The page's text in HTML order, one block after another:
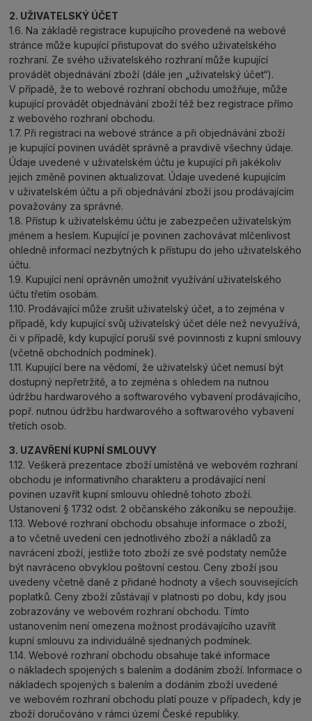
2. UŽIVATELSKÝ ÚČET
1.6. Na základě registrace kupujícího provedené na webové
stránce může kupující přistupovat do svého uživatelského
rozhraní. Ze svého uživatelského rozhraní může kupující
provádět objednávání zboží (dále jen „uživatelský účet“).
V případě, že to webové rozhraní obchodu umožňuje, může
kupující provádět objednávání zboží též bez registrace přímo
z webového rozhraní obchodu.
1.7. Při registraci na webové stránce a při objednávání zboží
je kupující povinen uvádět správně a pravdivě všechny údaje.
Údaje uvedené v uživatelském účtu je kupující při jakékoliv
jejich změně povinen aktualizovat. Údaje uvedené kupujícím
v uživatelském účtu a při objednávání zboží jsou prodávajícím
považovány za správné.
1.8. Přístup k uživatelskému účtu je zabezpečen uživatelským
jménem a heslem. Kupující je povinen zachovávat mlčenlivost
ohledně informací nezbytných k přístupu do jeho uživatelského
účtu.
1.9. Kupující není oprávněn umožnit využívání uživatelského
účtu třetím osobám.
1.10. Prodávající může zrušit uživatelský účet, a to zejména v
případě, kdy kupující svůj uživatelský účet déle než nevyužívá,
či v případě, kdy kupující poruší své povinnosti z kupní smlouvy
(včetně obchodních podmínek).
1.11. Kupující bere na vědomí, že uživatelský účet nemusí být
dostupný nepřetržitě, a to zejména s ohledem na nutnou
údržbu hardwarového a softwarového vybavení prodávajícího,
popř. nutnou údržbu hardwarového a softwarového vybavení
třetích osob.
3. UZAVŘENÍ KUPNÍ SMLOUVY
1.12. Veškerá prezentace zboží umístěná ve webovém rozhraní
obchodu je informativního charakteru a prodávající není
povinen uzavřít kupní smlouvu ohledně tohoto zboží.
Ustanovení § 1732 odst. 2 občanského zákoníku se nepoužije.
1.13. Webové rozhraní obchodu obsahuje informace o zboží,
a to včetně uvedení cen jednotlivého zboží a nákladů za
navrácení zboží, jestliže toto zboží ze své podstaty nemůže
být navráceno obvyklou poštovní cestou. Ceny zboží jsou
uvedeny včetně daně z přidané hodnoty a všech souvisejících
poplatků. Ceny zboží zůstávají v platnosti po dobu, kdy jsou
zobrazovány ve webovém rozhraní obchodu. Tímto
ustanovením není omezena možnost prodávajícího uzavřít
kupní smlouvu za individuálně sjednaných podmínek.
1.14. Webové rozhraní obchodu obsahuje také informace
o nákladech spojených s balením a dodáním zboží. Informace o
nákladech spojených s balením a dodáním zboží uvedené
ve webovém rozhraní obchodu platí pouze v případech, kdy je
zboží doručováno v rámci území České republiky.